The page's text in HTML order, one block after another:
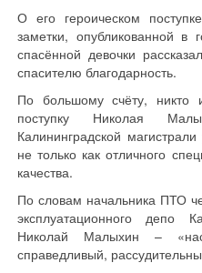
О его героическом
заметки, опубликованной в
спасённой девочки
спасителю благодарность.
По большому счёту, никто
поступку Николая
Калининградской
не только как отличного
качества.
По словам начальника ПТО
эксплуатационного депо
Николай Малыхин –
справедливый,